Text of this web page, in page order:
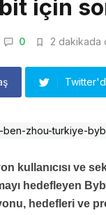
için
0 2 dakikada
kullanıcısı ve
hedefleyen
hedefleri ve